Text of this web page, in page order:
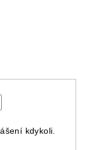
kdykoli.